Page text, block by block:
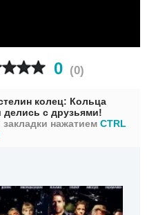
0 (0)
колец: Кольца
делись с друзьями!
нажатием CTRL